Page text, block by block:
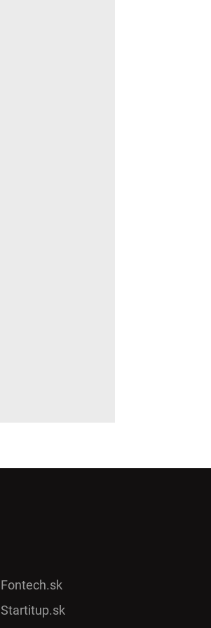
Fontech.sk
Startitup.sk